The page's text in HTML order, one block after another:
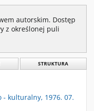
autorskim. Dostęp
z określonej puli
STRUKTURA
- kulturalny, 1976. 07.